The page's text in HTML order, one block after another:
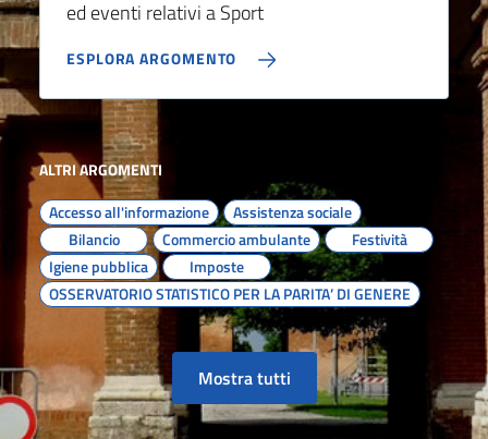
ed eventi relativi a Sport
ESPLORA ARGOMENTO
ALTRI ARGOMENTI
Accesso all'informazione
Assistenza sociale
Bilancio
Commercio ambulante
Festività
Igiene pubblica
Imposte
OSSERVATORIO STATISTICO PER LA PARITA’ DI GENERE
Mostra tutti